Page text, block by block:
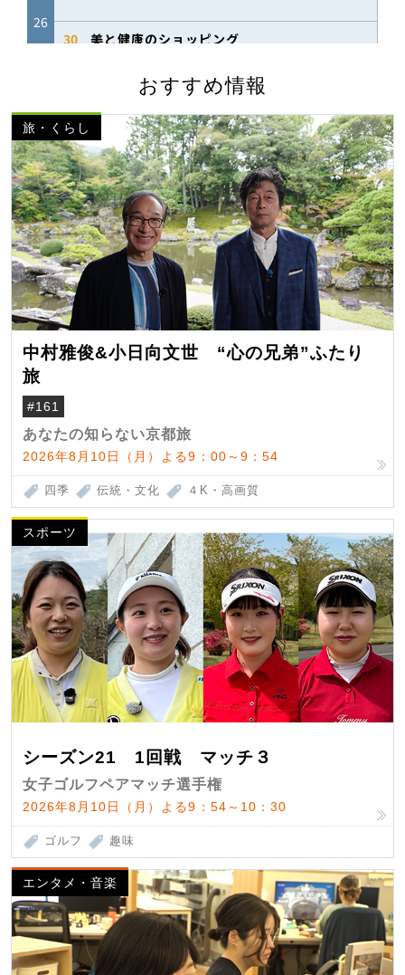
おすすめ情報
旅・くらし
中村雅俊&小日向文世 “心の兄弟”ふたり
旅
#161
あなたの知らない京都旅
2026年8月10日（月）よる9：00～9：54
四季 伝統・文化 ４K・高画質
スポーツ
シーズン21 1回戦 マッチ３
女子ゴルフペアマッチ選手権
2026年8月10日（月）よる9：54～10：30
ゴルフ 趣味
エンタメ・音楽